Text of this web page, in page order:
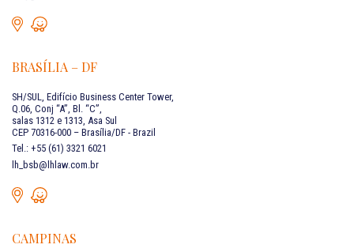
BRASÍLIA – DF
SH/SUL, Edifício Business Center Tower,
Q.06, Conj “A”, Bl. “C”,
salas 1312 e 1313, Asa Sul
CEP 70316-000 – Brasília/DF - Brazil
Tel.: +55 (61) 3321 6021
lh_bsb@lhlaw.com.br
CAMPINAS